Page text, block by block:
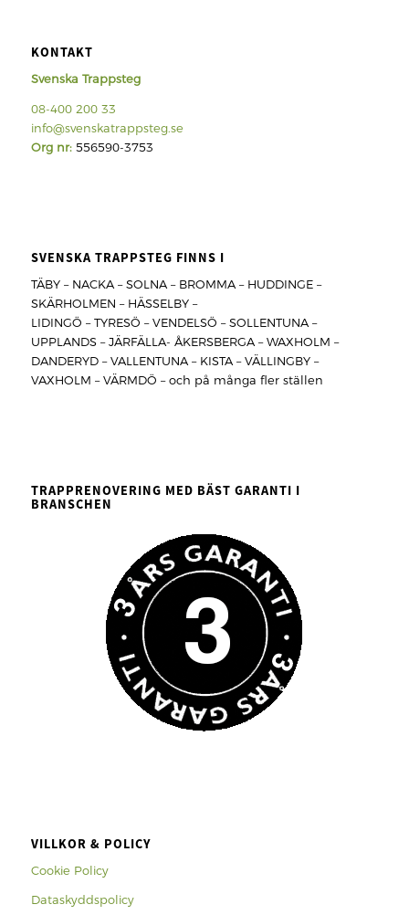
KONTAKT
Svenska Trappsteg
08-400 200 33
info@svenskatrappsteg.se
Org nr:556590-3753
SVENSKA TRAPPSTEG FINNS I
TÄBY – NACKA – SOLNA – BROMMA – HUDDINGE –
SKÄRHOLMEN – HÄSSELBY –
LIDINGÖ – TYRESÖ – VENDELSÖ – SOLLENTUNA –
UPPLANDS – JÄRFÄLLA- ÅKERSBERGA – WAXHOLM –
DANDERYD – VALLENTUNA – KISTA – VÄLLINGBY –
VAXHOLM – VÄRMDÖ – och på många fler ställen
TRAPPRENOVERING MED BÄST GARANTI I
BRANSCHEN
VILLKOR & POLICY
Cookie Policy
Dataskyddspolicy